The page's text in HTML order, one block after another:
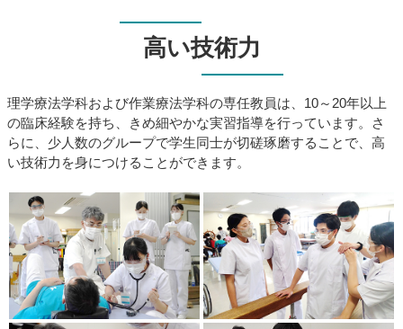
高い技術力
理学療法学科および作業療法学科の専任教員は、10～20年以上
の臨床経験を持ち、きめ細やかな実習指導を行っています。さ
らに、少人数のグループで学生同士が切磋琢磨することで、高
い技術力を身につけることができます。